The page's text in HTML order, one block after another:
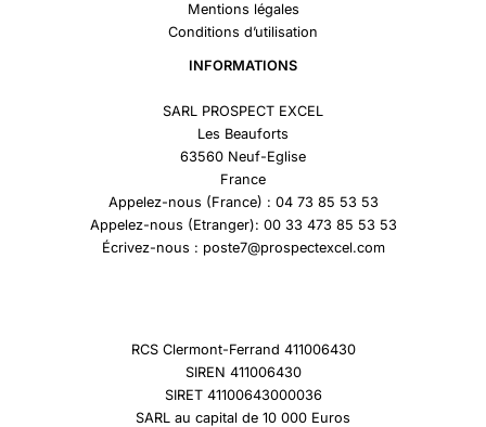
Mentions légales
Conditions d’utilisation
INFORMATIONS
SARL PROSPECT EXCEL
Les Beauforts
63560 Neuf-Eglise
France
Appelez-nous (France) : 04 73 85 53 53
Appelez-nous (Etranger): 00 33 473 85 53 53
Écrivez-nous : poste7@prospectexcel.com
RCS Clermont-Ferrand 411006430
SIREN 411006430
SIRET 41100643000036
SARL au capital de 10 000 Euros